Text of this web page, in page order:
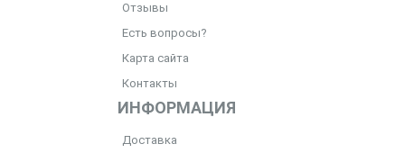
Отзывы
Есть вопросы?
Карта сайта
Контакты
ИНФОРМАЦИЯ
Доставка